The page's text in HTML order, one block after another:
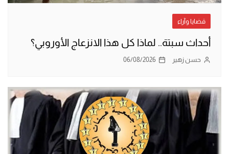
قضايا وآراء
أحداث سبتة.. لماذا كل هذا الانزعاج الأوروبي؟
حسن زهير 06/08/2026